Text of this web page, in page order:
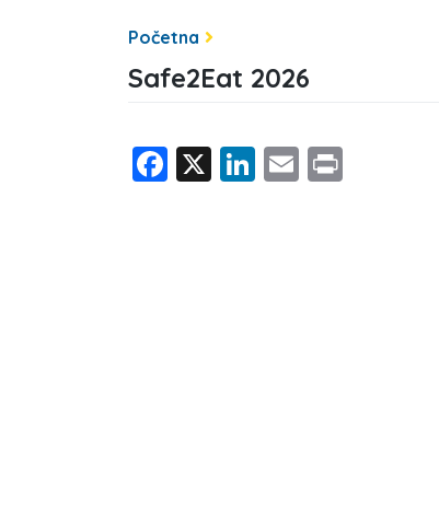
Početna
Safe2Eat 2026
Facebook
X LinkedIn
Email